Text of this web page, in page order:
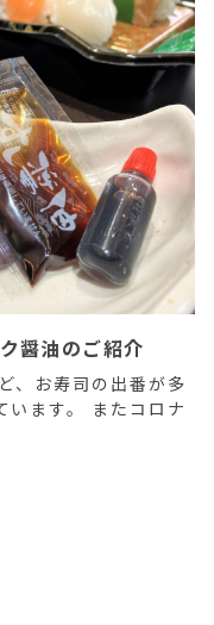
醤油のご紹介
、お寿司の出番が多
います。 またコロナ